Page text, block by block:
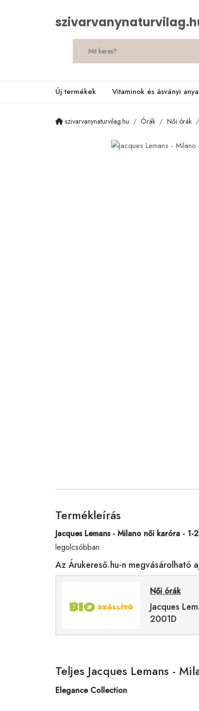
Új termékek Vitaminok és ásványi
szivarvanynaturvilag.hu Órák Női órák
Termékleírás
Jacques Lemans - Milano női karóra - 1-
legolcsóbban.
Az Árukereső.hu-n megvásárolható
Női órák
Jacques
2001D
Teljes Jacques Lemans -
Elegance Collection